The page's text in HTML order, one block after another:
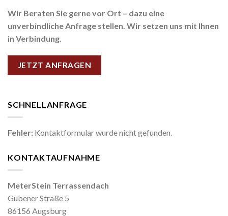
Wir Beraten Sie gerne vor Ort – dazu eine
unverbindliche Anfrage stellen. Wir setzen uns mit Ihnen
in Verbindung.
JETZT ANFRAGEN
SCHNELLANFRAGE
Fehler: Kontaktformular wurde nicht gefunden.
KONTAKTAUFNAHME
MeterStein Terrassendach
Gubener Straße 5
86156 Augsburg